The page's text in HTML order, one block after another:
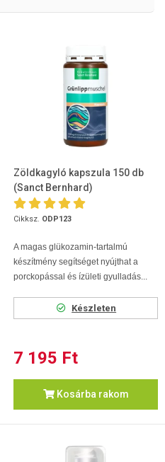
Zöldkagyló kapszula 150 db
(Sanct Bernhard)
Cikksz. ODP123
A magas glükozamin-tartalmú
készítmény segítséget nyújthat a
porckopással és ízületi gyulladás...
Készleten
7 195 Ft
Kosárba rakom